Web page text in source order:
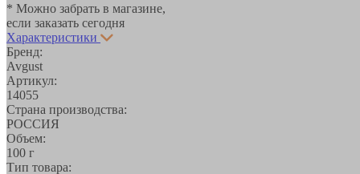
* Можно забрать в магазине,
если заказать сегодня
Характеристики
Бренд:
Avgust
Артикул:
14055
Страна производства:
РОССИЯ
Объем:
100 г
Тип товара: